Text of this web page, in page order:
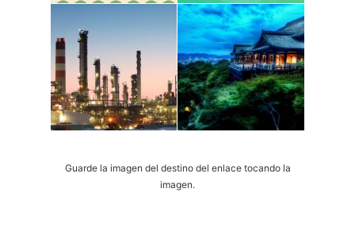
Guarde la imagen del destino del enlace tocando la
imagen.